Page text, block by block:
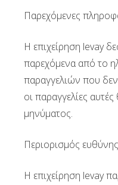
Παρεχόμενες
H επιχείρηση levay
παρεχόμενα από το
παραγγελιών που
οι παραγγελίες
μηνύματος.
Περιορισμός ευθύνης
Η επιχείρηση levay